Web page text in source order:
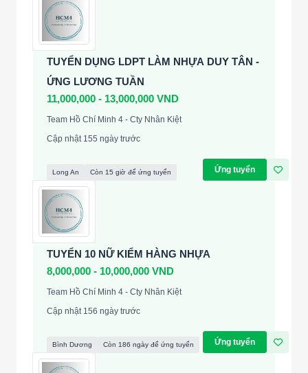
TUYỂN DỤNG LDPT LÀM NHỰA DUY TÂN -
ỨNG LƯƠNG TUẦN
11,000,000 - 13,000,000 VND
Team Hồ Chí Minh 4 - Cty Nhân Kiệt
Cập nhật 155 ngày trước
Long An Còn 15 giờ để ứng tuyển Ứng tuyển
TUYỂN 10 NỮ KIỂM HÀNG NHỰA
8,000,000 - 10,000,000 VND
Team Hồ Chí Minh 4 - Cty Nhân Kiệt
Cập nhật 156 ngày trước
Bình Dương Còn 186 ngày để ứng tuyển Ứng tuyển